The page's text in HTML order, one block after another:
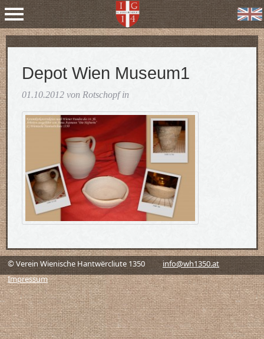
Depot Wien Museum1
01.10.2012 von Rotschopf in
© Verein Wienische Hantwërcliute 1350
info@wh1350.at
Impressum